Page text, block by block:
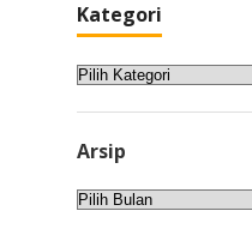
Kategori
Kategori
Arsip
Arsip